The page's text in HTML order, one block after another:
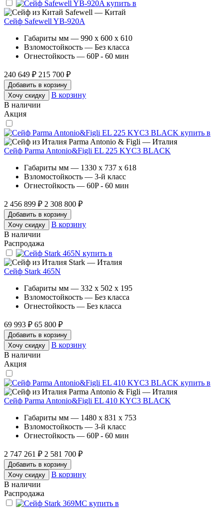
Safewell — Китай
Сейф Safewell YB-920A
Габариты мм — 990 x 600 x 610
Взломостойкость — Без класса
Огнестойкость — 60P - 60 мин
240 649 ₽ 215 700 ₽
Добавить в корзину
Хочу скидку
В корзину
В наличии
Акция
Parma Antonio & Figli — Италия
Сейф Parma Antonio&Figli EL 225 KYC3 BLACK
Габариты мм — 1330 x 737 x 618
Взломостойкость — 3-й класс
Огнестойкость — 60P - 60 мин
2 456 899 ₽ 2 308 800 ₽
Добавить в корзину
Хочу скидку
В корзину
В наличии
Распродажа
Stark — Италия
Сейф Stark 465N
Габариты мм — 332 x 502 x 195
Взломостойкость — Без класса
Огнестойкость — Без класса
69 993 ₽ 65 800 ₽
Добавить в корзину
Хочу скидку
В корзину
В наличии
Акция
Parma Antonio & Figli — Италия
Сейф Parma Antonio&Figli EL 410 KYC3 BLACK
Габариты мм — 1480 x 831 x 753
Взломостойкость — 3-й класс
Огнестойкость — 60P - 60 мин
2 747 261 ₽ 2 581 700 ₽
Добавить в корзину
Хочу скидку
В корзину
В наличии
Распродажа